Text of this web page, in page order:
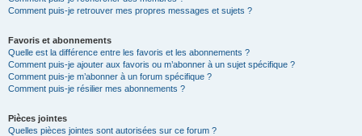
Comment puis-je retrouver mes propres messages et sujets ?
Favoris et abonnements
Quelle est la différence entre les favoris et les abonnements ?
Comment puis-je ajouter aux favoris ou m’abonner à un sujet spécifique ?
Comment puis-je m’abonner à un forum spécifique ?
Comment puis-je résilier mes abonnements ?
Pièces jointes
Quelles pièces jointes sont autorisées sur ce forum ?